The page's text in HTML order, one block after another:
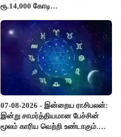
ரூ.14,000 கோடி
07-08-2026 - இன்றைய ராசிபலன்:
இன்று சாமர்த்தியமான பேச்சின்
மூலம் காரிய வெற்றி உண்டாகும்.